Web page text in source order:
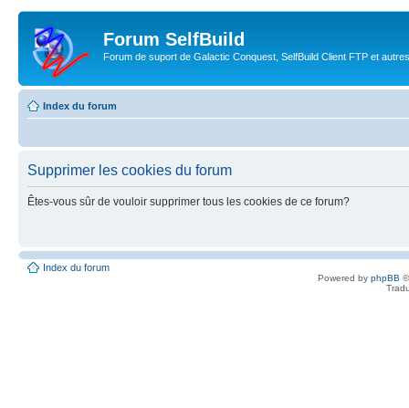
Forum SelfBuild
Forum de suport de Galactic Conquest, SelfBuild Client FTP et
Index du forum
Supprimer les cookies du forum
Êtes-vous sûr de vouloir supprimer tous les cookies de ce forum?
Index du forum
Powered by phpBB